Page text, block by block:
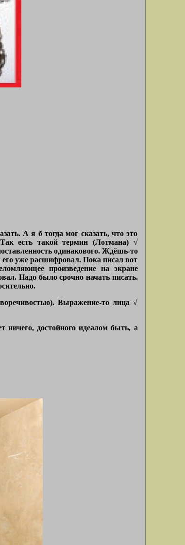
А я б тогда мог сказать, что это
есть такой термин (Лотмана) √
одинакового. Ждёшь-то
его уже расшифровал. Пока писал вот
произведение на экране
Надо было срочно начать писать.
Выражение-то лица √
ничего, достойного идеалом быть, а